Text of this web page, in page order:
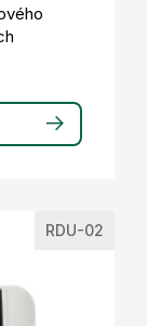
RDU-02